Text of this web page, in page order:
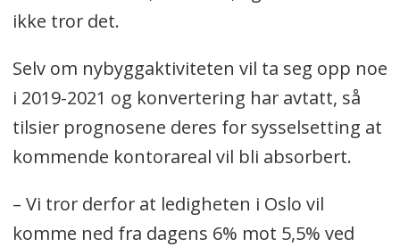
ikke tror det.
Selv om nybyggaktiviteten vil ta seg opp noe
i 2019-2021 og konvertering har avtatt, så
tilsier prognosene deres for sysselsetting at
kommende kontorareal vil bli absorbert.
– Vi tror derfor at ledigheten i Oslo vil
komme ned fra dagens 6% mot 5,5% ved